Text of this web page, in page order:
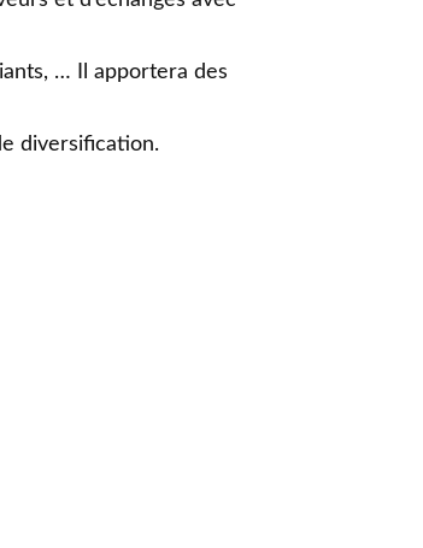
… Il apportera des
diversification.